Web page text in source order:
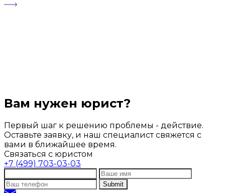
Вам нужен юрист?
Первый шаг к решению проблемы - действие.
Оставьте заявку, и наш специалист свяжется с
вами в ближайшее время.
Связаться с юристом
+7 (499) 703-03-03